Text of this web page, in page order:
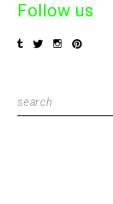
Follow us
Search
for: